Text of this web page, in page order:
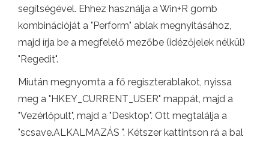
segítségével. Ehhez használja a Win+R gomb
kombinációját a "Perform" ablak megnyitásához,
majd írja be a megfelelő mezőbe (idézőjelek nélkül)
"Regedit".
Miután megnyomta a fő regiszterablakot, nyissa
meg a "HKEY_CURRENT_USER" mappát, majd a
"Vezérlőpult", majd a "Desktop". Ott megtalálja a
"scsave.ALKALMAZÁS ". Kétszer kattintson rá a bal